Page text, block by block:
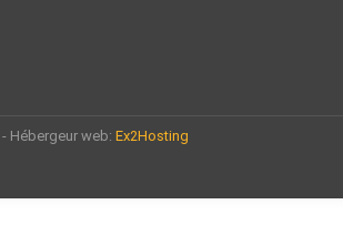
- Hébergeur web:Ex2Hosting